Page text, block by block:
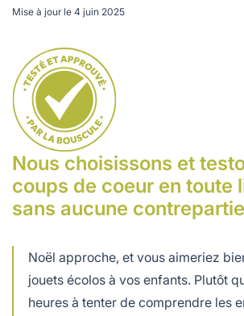
Mise à jour le 4 juin 2025
Nous choisissons et
coups de coeur en toute
sans aucune
Noël approche, et vous aimeriez
jouets écolos à vos enfants. Plutôt
heures à tenter de comprendre les